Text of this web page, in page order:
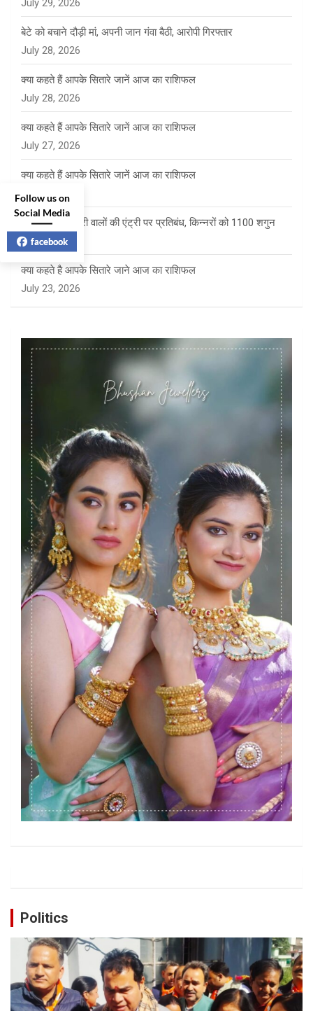
July 29, 2026
बेटे को बचाने दौड़ी मां, अपनी जान गंवा बैठी, आरोपी गिरफ्तार
July 28, 2026
क्या कहते हैं आपके सितारे जानें आज का राशिफल
July 28, 2026
क्या कहते हैं आपके सितारे जानें आज का राशिफल
July 27, 2026
क्या कहते हैं आपके सितारे जानें आज का राशिफल
July 24, 2026
साई पंचायत में फेरी वालों की एंट्री पर प्रतिबंध, किन्नरों को 1100 शगुन
July 23, 2026
क्या कहते है आपके सितारे जाने आज का राशिफल
July 23, 2026
Politics
Follow us on
Social Media
facebook